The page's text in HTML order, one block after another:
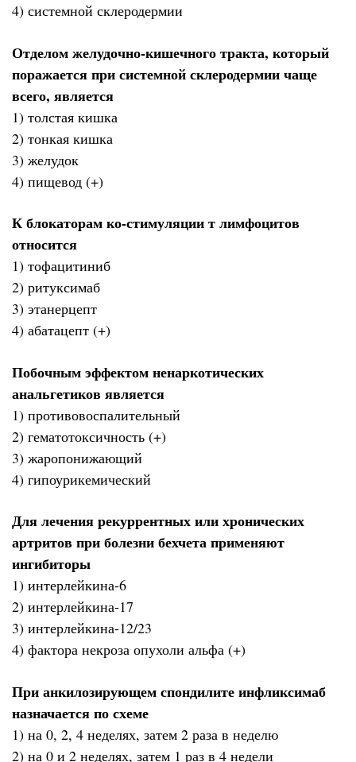
4) системной склеродермии
Отделом желудочно-кишечного тракта, который
поражается при системной склеродермии чаще
всего, является
1) толстая кишка
2) тонкая кишка
3) желудок
4) пищевод (+)
К блокаторам ко-стимуляции т лимфоцитов
относится
1) тофацитиниб
2) ритуксимаб
3) этанерцепт
4) абатацепт (+)
Побочным эффектом ненаркотических
анальгетиков является
1) противовоспалительный
2) гематотоксичность (+)
3) жаропонижающий
4) гипоурикемический
Для лечения рекуррентных или хронических
артритов при болезни бехчета применяют
ингибиторы
1) интерлейкина-6
2) интерлейкина-17
3) интерлейкина-12/23
4) фактора некроза опухоли альфа (+)
При анкилозирующем спондилите инфликсимаб
назначается по схеме
1) на 0, 2, 4 неделях, затем 2 раза в неделю
2) на 0 и 2 неделях, затем 1 раз в 4 недели